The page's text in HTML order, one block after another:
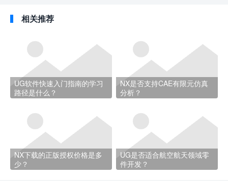
相关推荐
UG软件快速入门指南的学习
路径是什么？
NX是否支持CAE有限元仿真
分析？
NX下载的正版授权价格是多
少？
UG是否适合航空航天领域零
件开发？